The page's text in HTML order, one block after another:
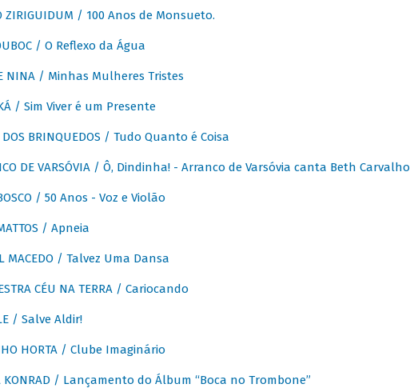
ZIRIGUIDUM / 100 Anos de Monsueto.
/ O Reflexo da Água
NINA / Minhas Mulheres Tristes
/ Sim Viver é um Presente
DOS BRINQUEDOS / Tudo Quanto é Coisa
DE VARSÓVIA / Ô, Dindinha! - Arranco de Varsóvia canta Beth Carvalho
/ 50 Anos - Voz e Violão
/ Apneia
MACEDO / Talvez Uma Dansa
CÉU NA TERRA / Cariocando
/ Salve Aldir!
HORTA / Clube Imaginário
KONRAD / Lançamento do Álbum “Boca no Trombone”